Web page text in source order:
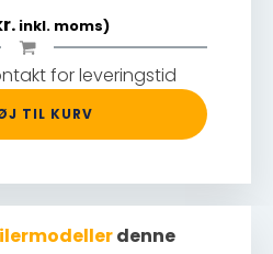
inkl. moms)
for leveringstid
TIL KURV
denne